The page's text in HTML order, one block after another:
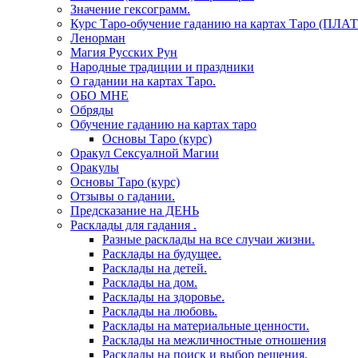
Значение гексограмм.
Курс Таро-обучение гаданию на картах Таро
Ленорман
Магия Русских Рун
Народные традиции и праздники
О гадании на картах Таро.
ОБО МНЕ
Обряды
Обучение гаданию на картах таро
Основы Таро (курс)
Оракул Сексуалной Магии
Оракулы
Основы Таро (курс)
Отзывы о гадании.
Предсказание на ДЕНЬ
Расклады для гадания .
Разные расклады на все случаи жизни.
Расклады на будущее.
Расклады на детей.
Расклады на дом.
Расклады на здоровье.
Расклады на любовь.
Расклады на материальные ценности.
Расклады на межличностные отношения
Расклады на поиск и выбор решения.